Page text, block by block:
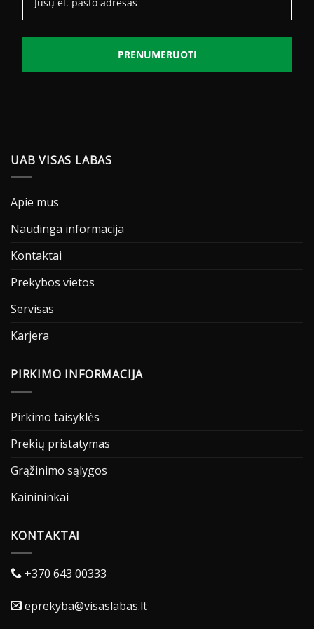
PRENUMERUOTI
UAB VISAS LABAS
Apie mus
Naudinga informacija
Kontaktai
Prekybos vietos
Servisas
Karjera
PIRKIMO INFORMACIJA
Pirkimo taisyklės
Prekių pristatymas
Grąžinimo sąlygos
Kainininkai
KONTAKTAI
+370 643 00333
eprekyba@visaslabas.lt